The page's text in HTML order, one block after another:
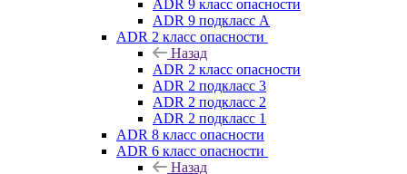
ADR 9 класс опасности
ADR 9 подкласс A
ADR 2 класс опасности
Назад
ADR 2 класс опасности
ADR 2 подкласс 3
ADR 2 подкласс 2
ADR 2 подкласс 1
ADR 8 класс опасности
ADR 6 класс опасности
Назад